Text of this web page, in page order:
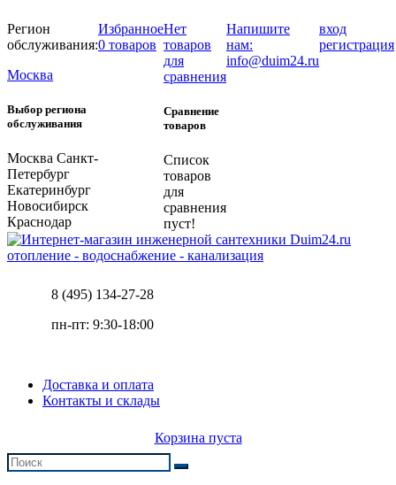
Регион
обслуживания:
Москва
Выбор региона
обслуживания
Москва Санкт-
Петербург
Екатеринбург
Новосибирск
Краснодар
Избранное
0 товаров
Нет
товаров
для
сравнения
Сравнение
товаров
Список
товаров
для
сравнения
пуст!
Напишите
нам:
info@duim24.ru
вход
регистрация
отопление - водоснабжение - канализация
8 (495) 134-27-28
пн-пт: 9:30-18:00
Доставка и оплата
Контакты и склады
Корзина пуста